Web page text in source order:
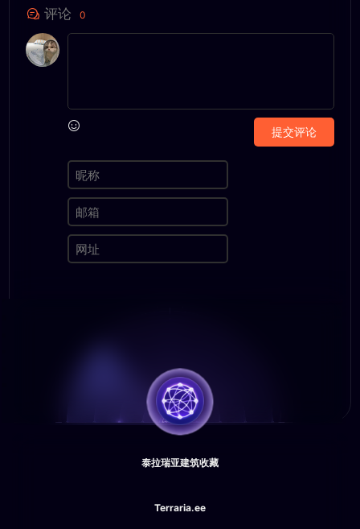
评论 0
提交评论
泰拉瑞亚建筑收藏
Terraria.ee